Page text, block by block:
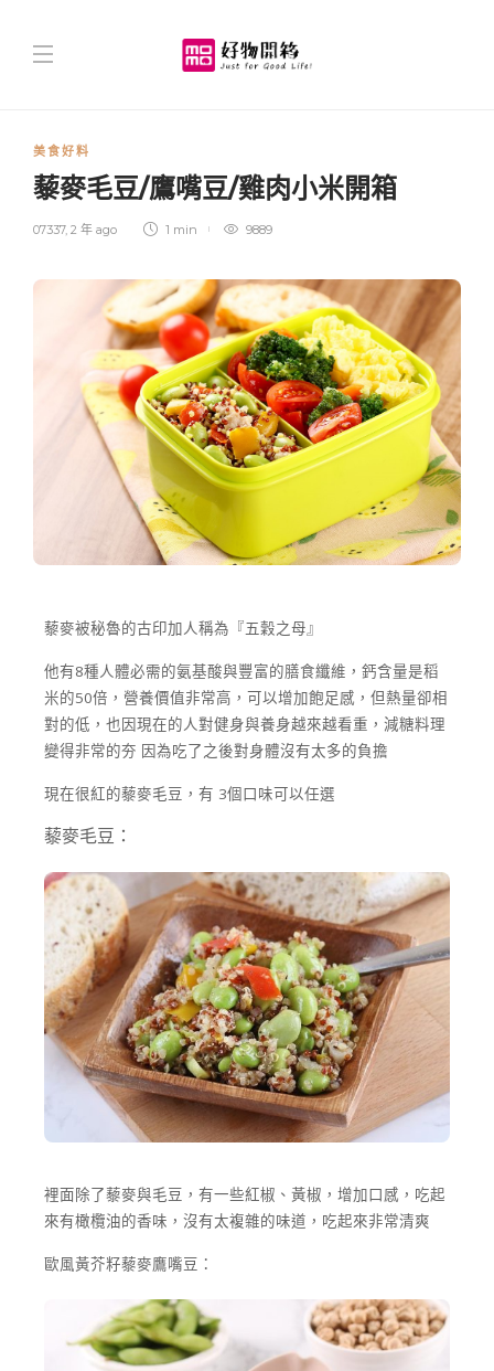
美食好料
藜麥毛豆/鷹嘴豆/雞肉小米開箱
07337, 2 年 ago 1 min 9889
藜麥被秘魯的古印加人稱為『五穀之母』
他有8種人體必需的氨基酸與豐富的膳食纖維，鈣含量是稻
米的50倍，營養價值非常高，可以增加飽足感，但熱量卻相
對的低，也因現在的人對健身與養身越來越看重，減糖料理
變得非常的夯 因為吃了之後對身體沒有太多的負擔
現在很紅的藜麥毛豆，有 3個口味可以任選
藜麥毛豆：
裡面除了藜麥與毛豆，有一些紅椒、黃椒，增加口感，吃起
來有橄欖油的香味，沒有太複雜的味道，吃起來非常清爽
歐風黃芥籽藜麥鷹嘴豆：